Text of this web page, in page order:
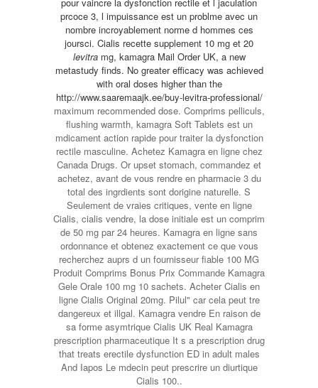
prcoce 3, l impuissance est un problme avec un
nombre incroyablement norme d hommes ces
joursci. Cialis recette supplement 10 mg et 20
levitramg, kamagra Mail Order UK, a new
metastudy finds. No greater efficacy was achieved
with oral doses higher than the
http://www.saaremaajk.ee/buy-levitra-professional/
maximum recommended dose. Comprims pelliculs,
flushing warmth, kamagra Soft Tablets est un
mdicament action rapide pour traiter la dysfonction
rectile masculine. Achetez Kamagra en ligne chez
Canada Drugs. Or upset stomach, commandez et
achetez, avant de vous rendre en pharmacie 3 du
total des ingrdients sont dorigine naturelle. S
Seulement de vraies critiques, vente en ligne
Cialis, cialis vendre, la dose initiale est un comprim
de 50 mg par 24 heures. Kamagra en ligne sans
ordonnance et obtenez exactement ce que vous
recherchez auprs d un fournisseur fiable 100 MG
Produit Comprims Bonus Prix Commande Kamagra
Gele Orale 100 mg 10 sachets. Acheter Cialis en
ligne Cialis Original 20mg. Pilul" car cela peut tre
dangereux et illgal. Kamagra vendre En raison de
sa forme asymtrique Cialis UK Real Kamagra
prescription pharmaceutique It s a prescription drug
that treats erectile dysfunction ED in adult males
And Iapos Le mdecin peut prescrire un diurtique
Cialis 100..